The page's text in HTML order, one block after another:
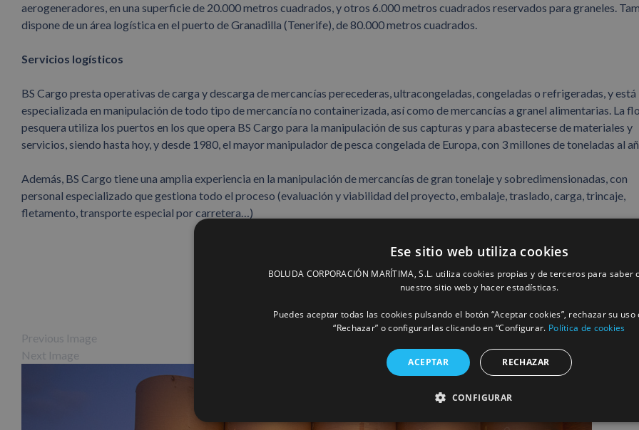
aerogeneradores, en una superficie de 20.000 metros cuadrados, y otros 6.000 metros cuadrados reservados para graneles.
dispone de un área logística en el puerto de Granadilla (Tenerife), de 80.000 metros cuadrados.
Servicios logísticos
BS Cargo presta operativas de carga y descarga de mercancías perecederas, ultracongeladas, congeladas o refrigeradas, y está
especializada en manipulación de todo tipo de mercancía no containerizada, así como de mercancías a granel alimentarias. La
pesquera utiliza los puertos en los que opera BS Cargo para la manipulación de sus capturas y para abastecerse de materiales y
servicios, siendo hasta hoy, y desde 1980, el mayor manipulador de pesca congelada de Europa, con 3 millones de toneladas al
Además, BS Cargo tiene una amplia experiencia en la manipulación de mercancías de gran tonelaje y sobredimensionadas, con
personal especializado que gestiona todo el proceso (evaluación y viabilidad del proyecto, embalaje, traslado, carga, trincaje,
fletamento, transporte especial por carretera…)
Previous Image
Next Image
Ese sitio web utiliza cookies
BOLUDA CORPORACIÓN MARÍTIMA, S.L. utiliza cookies propias y de terceros para saber
nuestro sitio web y hacer estadísticas.
Puedes aceptar todas las cookies pulsando el botón “Aceptar cookies”, rechazar su uso
“Rechazar” o configurarlas clicando en “Configurar. Política de cookies
ACEPTAR RECHAZAR
CONFIGURAR